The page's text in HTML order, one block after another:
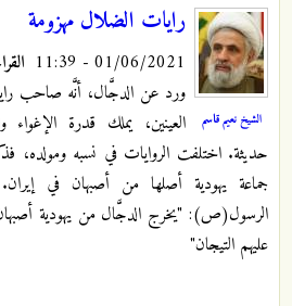
الشيخ نعيم قاسم
رايات الضلال مهزومة
01/06/2021 - 11:39
ورد عن الدجَّال، أنَّه صاحب
العينين، يملك قدرة الإغواء
حديثة. اختلفت الروايات في نسبه ومولده،
جماعة يهودية أصلها من أصبهان في
الرسول(ص): "يخرج الدجَّال من يهودية
عليهم التيجان"